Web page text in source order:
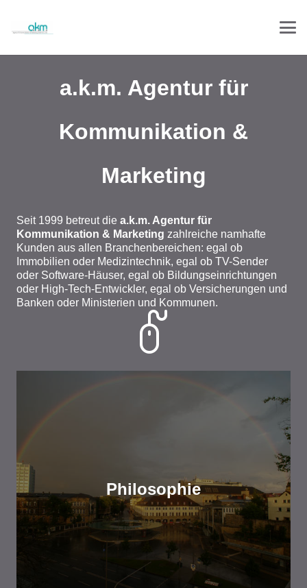
a.k.m. Agentur für
Kommunikation &
Marketing
Seit 1999 betreut die a.k.m. Agentur für
Kommunikation & Marketing zahlreiche namhafte
Kunden aus allen Branchenbereichen: egal ob
Immobilien oder Medizintechnik, egal ob TV-Sender
oder Software-Häuser, egal ob Bildungseinrichtungen
oder High-Tech-Entwickler, egal ob Versicherungen und
Banken oder Ministerien und Kommunen.
Philosophie